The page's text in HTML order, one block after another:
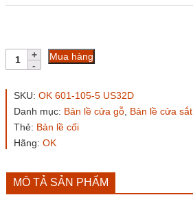
Bản
lề
lá
OK
601-
105-
inox
Mua hàng
SKU: OK 601-105-5 US32D
Danh mục: Bản lề cửa gỗ, Bản lề cửa sắt
Thẻ: Bản lề cối
Hãng: OK
MÔ TẢ SẢN PHẨM